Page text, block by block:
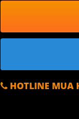
HOTLINE MUA